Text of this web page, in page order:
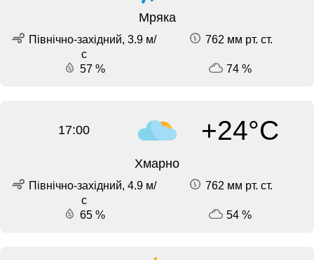
Мряка
Північно-західний, 3.9 м/
с
762 мм рт. ст.
57 % 74 %
17:00 +24°C
Хмарно
Північно-західний, 4.9 м/
с
762 мм рт. ст.
65 % 54 %